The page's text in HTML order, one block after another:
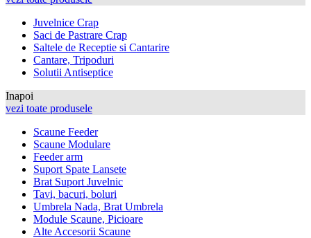
Juvelnice Crap
Saci de Pastrare Crap
Saltele de Receptie si Cantarire
Cantare, Tripoduri
Solutii Antiseptice
Inapoi
vezi toate produsele
Scaune Feeder
Scaune Modulare
Feeder arm
Suport Spate Lansete
Brat Suport Juvelnic
Tavi, bacuri, boluri
Umbrela Nada, Brat Umbrela
Module Scaune, Picioare
Alte Accesorii Scaune